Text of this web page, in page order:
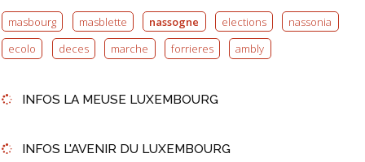
masbourg masblette nassogne elections
nassonia
ecolo
deces marche forrieres ambly
INFOS LA MEUSE LUXEMBOURG
INFOS L'AVENIR DU LUXEMBOURG